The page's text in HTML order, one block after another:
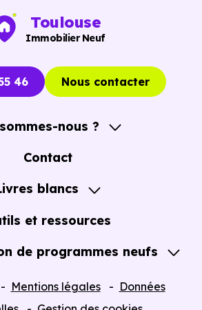
Toulouse
Immobilier Neuf
46 Nous contacter
nous ?
A propos
Contact
blancs
immobilier neuf en VEFA
et ressources
de programmes neufs
Mentions légales
Données